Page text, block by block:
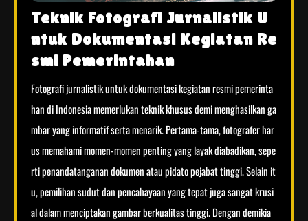
Teknik Fotografi Jurnalistik U
ntuk Dokumentasi Kegiatan Re
smi Pemerintahan
Fotografi jurnalistik untuk dokumentasi kegiatan resmi pemerinta
han di Indonesia memerlukan teknik khusus demi menghasilkan ga
mbar yang informatif serta menarik. Pertama-tama, fotografer har
us memahami momen-momen penting yang layak diabadikan, sepe
rti penandatanganan dokumen atau pidato pejabat tinggi. Selain it
u, pemilihan sudut dan pencahayaan yang tepat juga sangat krusi
al dalam menciptakan gambar berkualitas tinggi. Dengan demikia